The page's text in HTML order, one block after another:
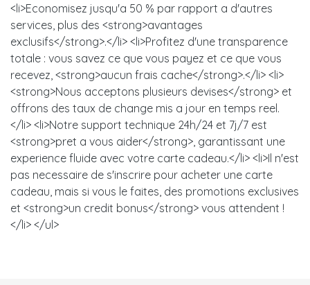
<li>Economisez jusqu'a 50 % par rapport a d'autres
services, plus des <strong>avantages
exclusifs</strong>.</li> <li>Profitez d'une transparence
totale : vous savez ce que vous payez et ce que vous
recevez, <strong>aucun frais cache</strong>.</li> <li>
<strong>Nous acceptons plusieurs devises</strong> et
offrons des taux de change mis a jour en temps reel.
</li> <li>Notre support technique 24h/24 et 7j/7 est
<strong>pret a vous aider</strong>, garantissant une
experience fluide avec votre carte cadeau.</li> <li>Il n'est
pas necessaire de s'inscrire pour acheter une carte
cadeau, mais si vous le faites, des promotions exclusives
et <strong>un credit bonus</strong> vous attendent !
</li> </ul>